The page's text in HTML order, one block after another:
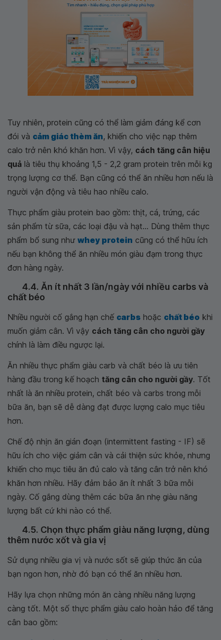
Tuy nhiên, protein cũng có thể làm giảm đáng kể cơn
đói và cảm giác thèm ăn, khiến cho việc nạp thêm
calo trở nên khó khăn hơn. Vì vậy, cách tăng cân hiệu
quả là tiêu thụ khoảng 1,5 - 2,2 gram protein trên mỗi kg
trọng lượng cơ thể. Bạn cũng có thể ăn nhiều hơn nếu là
người vận động và tiêu hao nhiều calo.
Thực phẩm giàu protein bao gồm: thịt, cá, trứng, các
sản phẩm từ sữa, các loại đậu và hạt... Dùng thêm thực
phẩm bổ sung như whey protein cũng có thể hữu ích
nếu bạn không thể ăn nhiều món giàu đạm trong thực
đơn hàng ngày.
4.4. Ăn ít nhất 3 lần/ngày với nhiều carbs và
chất béo
Nhiều người cố gắng hạn chế carbs hoặc chất béo khi
muốn giảm cân. Vì vậy cách tăng cân cho người gầy
chính là làm điều ngược lại.
Ăn nhiều thực phẩm giàu carb và chất béo là ưu tiên
hàng đầu trong kế hoạch tăng cân cho người gầy. Tốt
nhất là ăn nhiều protein, chất béo và carbs trong mỗi
bữa ăn, bạn sẽ dễ dàng đạt được lượng calo mục tiêu
hơn.
Chế độ nhịn ăn gián đoạn (intermittent fasting - IF) sẽ
hữu ích cho việc giảm cân và cải thiện sức khỏe, nhưng
khiến cho mục tiêu ăn đủ calo và tăng cân trở nên khó
khăn hơn nhiều. Hãy đảm bảo ăn ít nhất 3 bữa mỗi
ngày. Cố gắng dùng thêm các bữa ăn nhẹ giàu năng
lượng bất cứ khi nào có thể.
4.5. Chọn thực phẩm giàu năng lượng, dùng
thêm nước xốt và gia vị
Sử dụng nhiều gia vị và nước sốt sẽ giúp thức ăn của
bạn ngon hơn, nhờ đó bạn có thể ăn nhiều hơn.
Hãy lựa chọn những món ăn càng nhiều năng lượng
càng tốt. Một số thực phẩm giàu calo hoàn hảo để tăng
cân bao gồm: